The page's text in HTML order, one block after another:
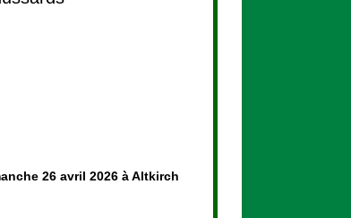
26 avril 2026 à Altkirch